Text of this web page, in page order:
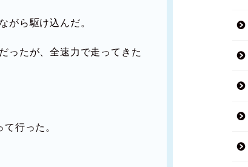
がら駆け込んだ。
ったが、全速力で走ってきた
行った。